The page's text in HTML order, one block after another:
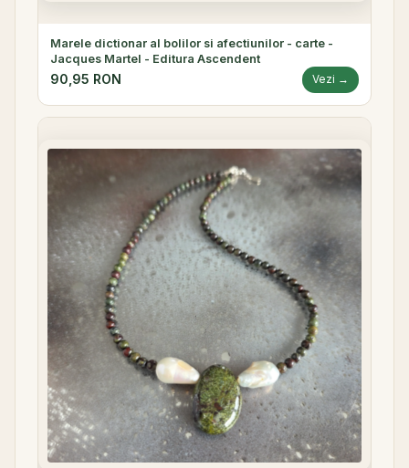
Marele dictionar al bolilor si afectiunilor - carte -
Jacques Martel - Editura Ascendent
90,95 RON Vezi →